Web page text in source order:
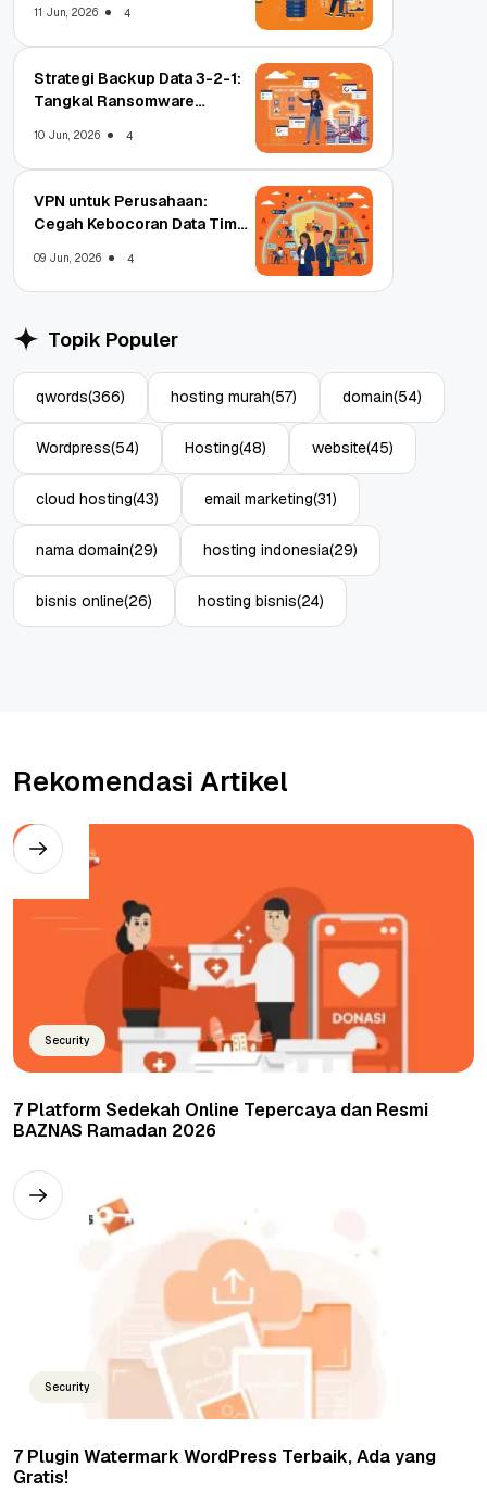
11 Jun, 2026 4
Strategi Backup Data 3-2-1:
Tangkal Ransomware
10 Jun, 2026 4
VPN untuk Perusahaan:
Cegah Kebocoran Data Tim
09 Jun, 2026 4
Topik Populer
qwords(366) hosting murah(57) domain(54)
Wordpress(54) Hosting(48) website(45)
cloud hosting(43) email marketing(31)
nama domain(29) hosting indonesia(29)
bisnis online(26) hosting bisnis(24)
Rekomendasi Artikel
Security
7 Platform Sedekah Online Tepercaya dan Resmi
BAZNAS Ramadan 2026
Security
7 Plugin Watermark WordPress Terbaik, Ada yang
Gratis!